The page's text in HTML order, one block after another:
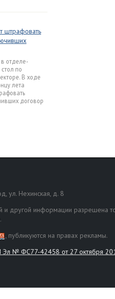
штрафовать
отделе-
по
В ходе
лета
договор
ул. Нехинская, д. 8
и другой информации разрешена
, публикуются на правах рекламы.
Эл № ФС77-42458 от 27 октября